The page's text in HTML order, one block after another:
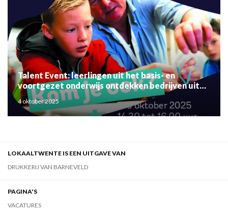
Talent Event: leerlingen uit het basis- en
voortgezet onderwijs ontdekken bedrijven uit
de regio
4 oktober 2025
LOKAALTWENTE IS EEN UITGAVE VAN
DRUKKERIJ VAN BARNEVELD
PAGINA'S
VACATURES